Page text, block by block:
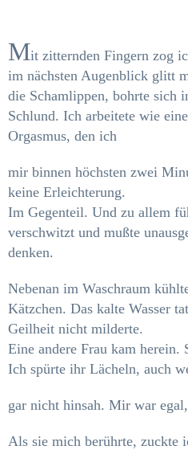
Mit zitternden Fingern zog
im nächsten Augenblick glitt
die Schamlippen, bohrte sich
Schlund. Ich arbeitete wie
Orgasmus, den ich
mir binnen höchsten zwei
keine Erleichterung.
Im Gegenteil. Und zu allem
verschwitzt und mußte
denken.
Nebenan im Waschraum
Kätzchen. Das kalte Wasser
Geilheit nicht milderte.
Eine andere Frau kam herein.
Ich spürte ihr Lächeln, auch
gar nicht hinsah. Mir war
Als sie mich berührte, zuckte